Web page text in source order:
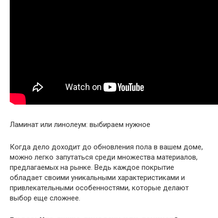
Ламинат или линолеум: выбираем нужное
Когда дело доходит до обновления пола в вашем доме,
можно легко запутаться среди множества материалов,
предлагаемых на рынке. Ведь каждое покрытие
обладает своими уникальными характеристиками и
привлекательными особенностями, которые делают
выбор еще сложнее.